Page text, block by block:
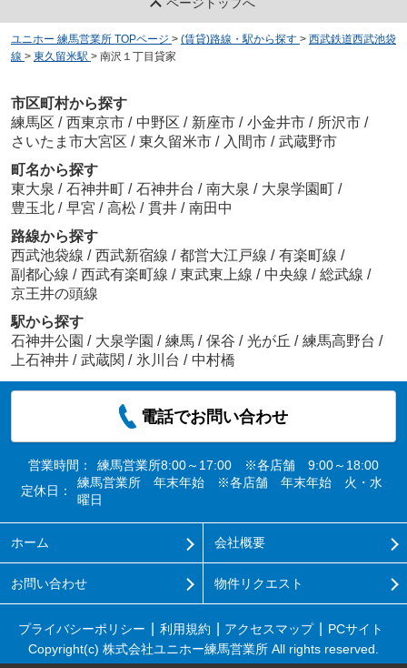
ページトップへ
ユニホー 練馬営業所 TOPページ > (賃貸)路線・駅から探す > 西武鉄道西武池袋
線 > 東久留米駅 > 南沢１丁目貸家
市区町村から探す
練馬区 / 西東京市 / 中野区 / 新座市 / 小金井市 / 所沢市 /
さいたま市大宮区 / 東久留米市 / 入間市 / 武蔵野市
町名から探す
東大泉 / 石神井町 / 石神井台 / 南大泉 / 大泉学園町 /
豊玉北 / 早宮 / 高松 / 貫井 / 南田中
路線から探す
西武池袋線 / 西武新宿線 / 都営大江戸線 / 有楽町線 /
副都心線 / 西武有楽町線 / 東武東上線 / 中央線 / 総武線 /
京王井の頭線
駅から探す
石神井公園 / 大泉学園 / 練馬 / 保谷 / 光が丘 / 練馬高野台 /
上石神井 / 武蔵関 / 氷川台 / 中村橋
電話でお問い合わせ
営業時間：
練馬営業所8:00～17:00 ※各店舗 9:00～18:00
定休日：
練馬営業所 年末年始 ※各店舗 年末年始 火・水
曜日
ホーム 会社概要
お問い合わせ 物件リクエスト
プライバシーポリシー 利用規約 アクセスマップ
PCサイト
Copyright(c) 株式会社ユニホー練馬営業所 All rights reserved.